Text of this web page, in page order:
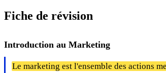
Fiche de révision
Introduction au Marketing
Le marketing est l'ensemble des actions